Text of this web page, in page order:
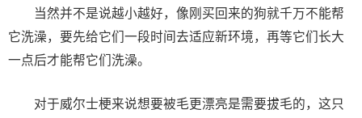
当然并不是说越小越好，像刚买回来的狗就千万不能帮
它洗澡，要先给它们一段时间去适应新环境，再等它们长大
一点后才能帮它们洗澡。
对于威尔士梗来说想要被毛更漂亮是需要拔毛的，这只